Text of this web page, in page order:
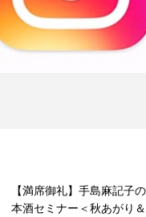
【満席御礼】手島麻記子
本酒セミナー＜秋あがり